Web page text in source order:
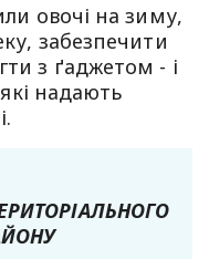
овочі на зиму,
забезпечити
з ґаджетом - і
надають